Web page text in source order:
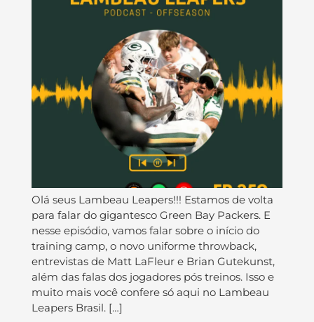
Olá seus Lambeau Leapers!!! Estamos de volta
para falar do gigantesco Green Bay Packers. E
nesse episódio, vamos falar sobre o início do
training camp, o novo uniforme throwback,
entrevistas de Matt LaFleur e Brian Gutekunst,
além das falas dos jogadores pós treinos. Isso e
muito mais você confere só aqui no Lambeau
Leapers Brasil. […]